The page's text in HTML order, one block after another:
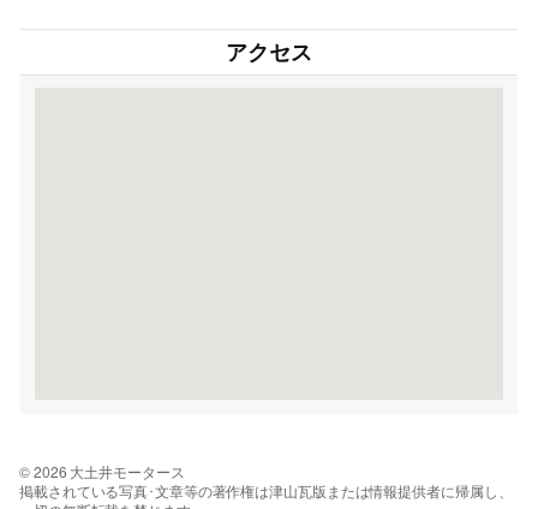
アクセス
© 2026 大土井モータース
掲載されている写真･文章等の著作権は津山瓦版または情報提供者に帰属し、